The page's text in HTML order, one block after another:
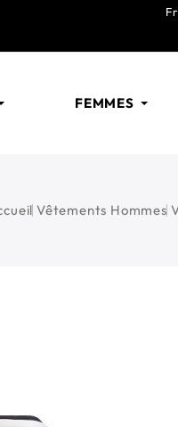
FEMMES
Vêtements Hommes